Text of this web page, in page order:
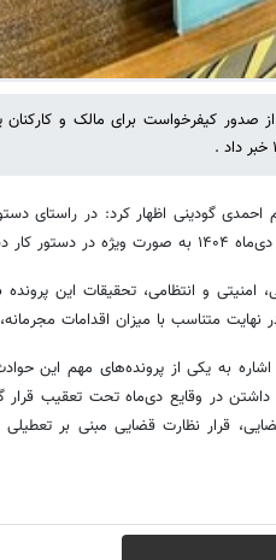
صدور کیفرخواست برای مالک و
احمدی گودینی اظهار کرد: در راستای
قرار گرفت.
امنیتی و انتظامی، تحقیقات این
متناسب با میزان اقدامات
اشاره به یکی از پرونده‌های مهم این
قرار نظارت قضایی مبنی بر